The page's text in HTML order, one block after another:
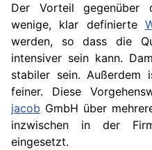
Der Vorteil gegenüber
wenige, klar definierte
werden, so dass die
intensiver sein kann.
stabiler sein. Außerdem
feiner. Diese
jacob GmbH über
inzwischen in der
eingesetzt.